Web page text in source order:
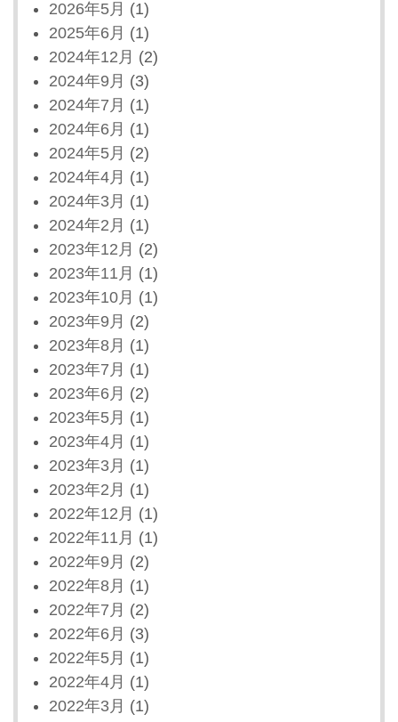
2026年5月 (1)
2025年6月 (1)
2024年12月 (2)
2024年9月 (3)
2024年7月 (1)
2024年6月 (1)
2024年5月 (2)
2024年4月 (1)
2024年3月 (1)
2024年2月 (1)
2023年12月 (2)
2023年11月 (1)
2023年10月 (1)
2023年9月 (2)
2023年8月 (1)
2023年7月 (1)
2023年6月 (2)
2023年5月 (1)
2023年4月 (1)
2023年3月 (1)
2023年2月 (1)
2022年12月 (1)
2022年11月 (1)
2022年9月 (2)
2022年8月 (1)
2022年7月 (2)
2022年6月 (3)
2022年5月 (1)
2022年4月 (1)
2022年3月 (1)